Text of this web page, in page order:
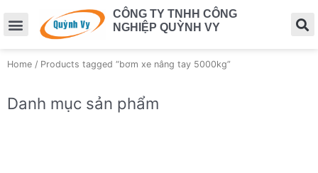
CÔNG TY TNHH CÔNG
NGHIỆP QUỲNH VY
Home / Products tagged “bơm xe nâng tay 5000kg”
Danh mục sản phẩm